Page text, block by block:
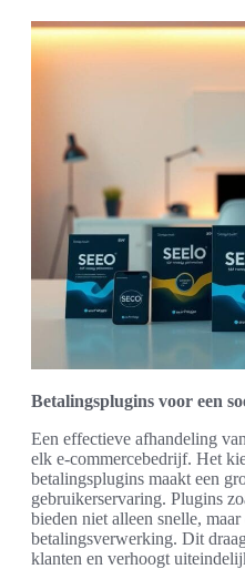
Betalingsplugins voor een
Een effectieve afhandeling
elk e-commercebedrijf. Het
betalingsplugins maakt een
gebruikerservaring. Plugins
bieden niet alleen snelle,
betalingsverwerking. Dit
klanten en verhoogt